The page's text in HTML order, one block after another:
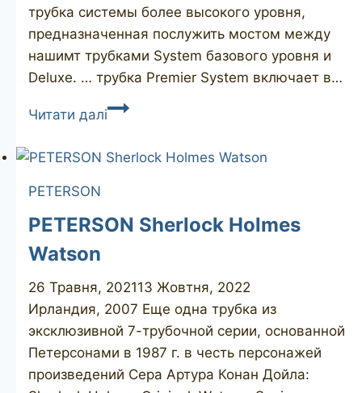
трубка системы более высокого уровня,
предназначенная послужить мостом между
нашимт трубками System базового уровня и
Deluxe. … трубка Premier System включает в…
Читати даліPETERSON’S
Premier
PETERSON
PETERSON Sherlock Holmes
Watson
26 Травня, 202113 Жовтня, 2022
Ирландия, 2007 Еще одна трубка из
эксклюзивной 7-трубочной серии, основанной
Петерсонами в 1987 г. в честь персонажей
произведений Сера Артура Конан Дойла: